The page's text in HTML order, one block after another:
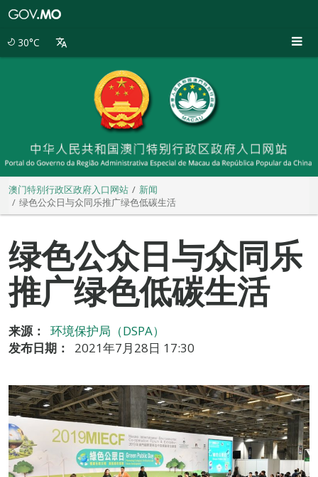
30°C
澳门特别行政区政府入口网站
新闻
绿色公众日与众同乐推广绿色低碳生活
绿色公众日与众同乐
推广绿色低碳生活
来源：
环境保护局（DSPA）
发布日期：
2021年7月28日 17:30